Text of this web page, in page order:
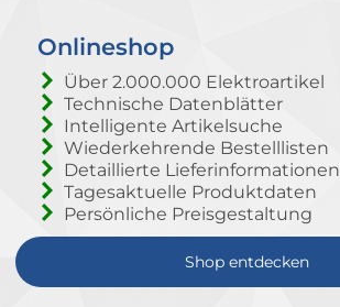
Onlineshop
Über 2.000.000 Elektroartikel
Technische Datenblätter
Intelligente Artikelsuche
Wiederkehrende Bestelllisten
Detaillierte Lieferinformationen
Tagesaktuelle Produktdaten
Persönliche Preisgestaltung
Shop entdecken